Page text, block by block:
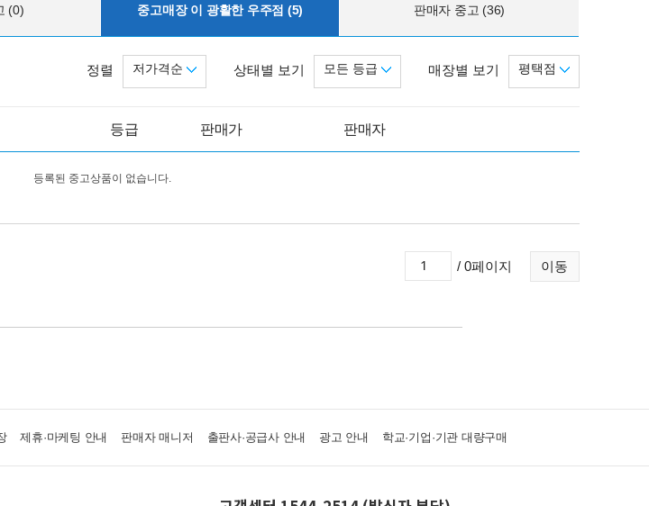
(0) 중고매장 이 광활한 우주점 (5) 판매자 중고 (36)
매장별 보기 평택점
상태별 보기 모든 등급
정렬 저가격순
등급 판매가 판매자
등록된 중고상품이 없습니다.
이동
/ 0페이지
제휴·마케팅 안내 판매자 매니저 출판사·공급사 안내 광고 안내 학교·기업·기관 대량구매